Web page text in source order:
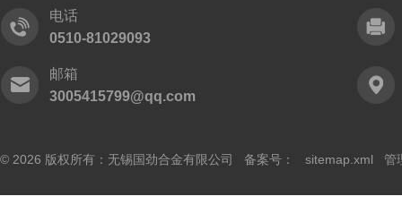
电话
0510-81029093
邮箱
3005415799@qq.com
© 2026 版权所有：无锡国劲合金有限公司 备案号： sitemap.xml 管